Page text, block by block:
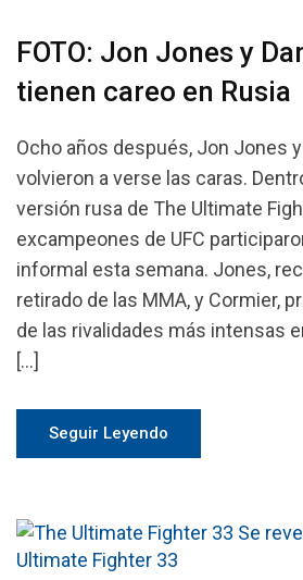
FOTO: Jon Jones y
tienen careo en Rusia
Ocho años después, Jon Jones
volvieron a verse las caras.
versión rusa de The Ultimate
excampeones de UFC
informal esta semana. Jones,
retirado de las MMA, y Cormier,
de las rivalidades más intensas
[…]
Seguir Leyendo